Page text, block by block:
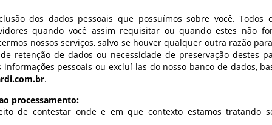
dos dados pessoais que possuímos sobre você. Todos
quando você assim requisitar ou quando estes não
nossos serviços, salvo se houver qualquer outra razão
retenção de dados ou necessidade de preservação destes
pessoais ou excluí-las do nosso banco de dados,
.
processamento:
de contestar onde e em que contexto estamos tratando